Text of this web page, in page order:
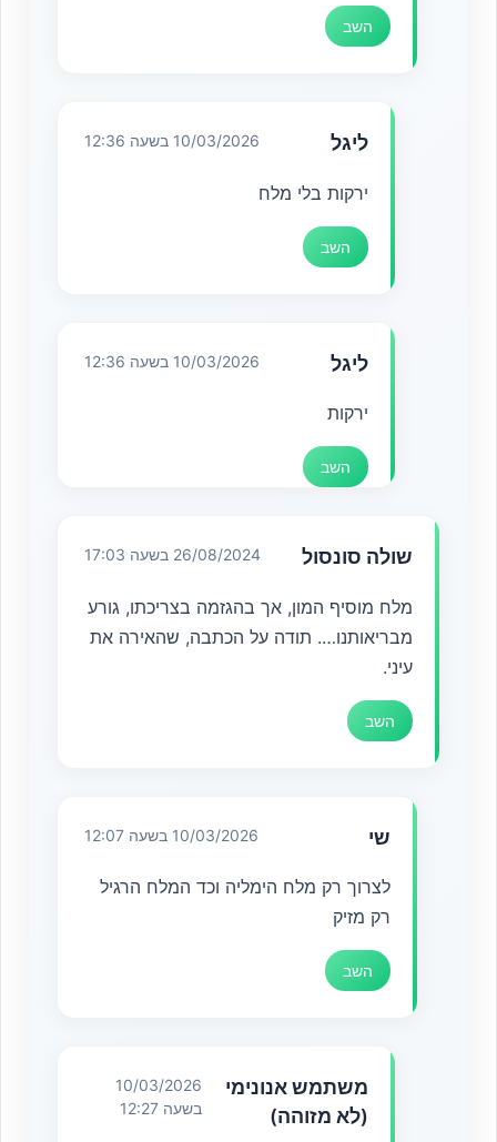
השב
ליגל 10/03/2026 בשעה 12:36
ירקות בלי מלח
השב
ליגל 10/03/2026 בשעה 12:36
ירקות
השב
שולה סונסול 26/08/2024 בשעה 17:03
מלח מוסיף המון, אך בהגזמה בצריכתו, גורע
מבריאותנו…. תודה על הכתבה, שהאירה את
עיני.
השב
שי 10/03/2026 בשעה 12:07
לצרוך רק מלח הימליה וכד המלח הרגיל
רק מזיק
השב
משתמש אנונימי
(לא מזוהה)
10/03/2026
בשעה 12:27